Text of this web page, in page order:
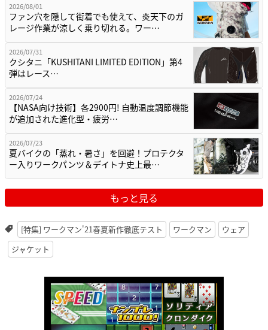
2026/08/01
ファン穴を隠して街着でも使えて、炎天下のガ
レージ作業が涼しく乗り切れる。ワー…
2026/07/31
クシタニ「KUSHITANI LIMITED EDITION」第4
弾はレース…
2026/07/24
【NASA向け技術】各2900円! 自動温度調節機能
が追加された進化型・疲労…
2026/07/23
夏バイクの「蒸れ・暑さ」を回避！プロテクタ
ー入りワークパンツ＆デイトナ史上最…
もっと見る
[特集] ワークマン'21春夏新作徹底テスト ワークマン
ウェア
ジャケット